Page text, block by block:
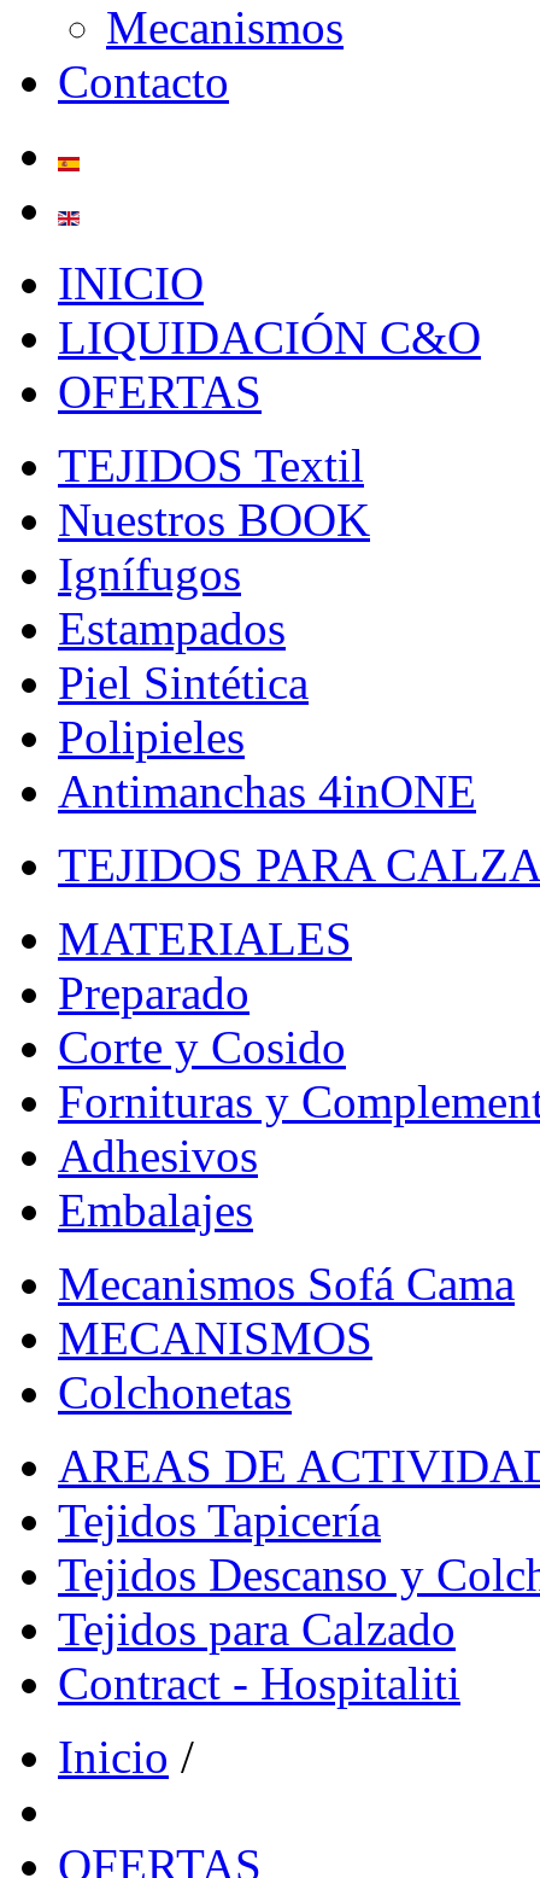
Mecanismos
Contacto
INICIO
LIQUIDACIÓN C&O
OFERTAS
TEJIDOS Textil
Nuestros BOOK
Ignífugos
Estampados
Piel Sintética
Polipieles
Antimanchas 4inONE
TEJIDOS PARA
MATERIALES
Preparado
Corte y Cosido
Fornituras y
Adhesivos
Embalajes
Mecanismos Sofá Cama
MECANISMOS
Colchonetas
AREAS DE
Tejidos Tapicería
Tejidos Descanso y
Tejidos para Calzado
Contract - Hospitaliti
Inicio /
OFERTAS